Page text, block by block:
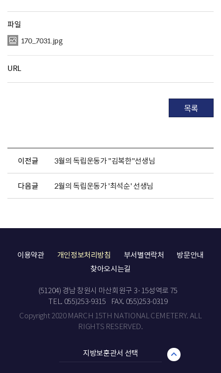
파일
170_7031.jpg
URL
목록
이전글 3월의 독립운동가 "김복한"선생님
다음글 2월의 독립운동가 '최석순' 선생님
이용약관 개인정보처리방침 부서별연락처
방문안내
찾아오시는길
(51204) 경남 창원시 마산회원구 3·15성역로 75
TEL. 055)253-9315
FAX. 055)253-0319
Copyright 2020 MARCH 15TH NATIONAL CEMETERY. ALL
RIGHTS RESERVED.
지방보훈관서 선택